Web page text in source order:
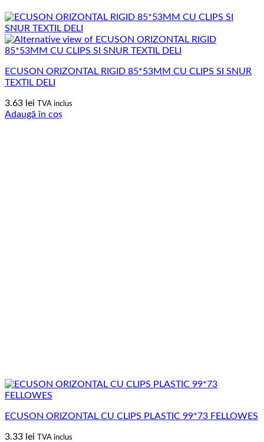
ECUSON ORIZONTAL RIGID 85*53MM CU CLIPS SI SNUR
TEXTIL DELI
3.63 lei TVA inclus
Adaugă în coș
ECUSON ORIZONTAL CU CLIPS PLASTIC 99*73 FELLOWES
3.33 lei TVA inclus